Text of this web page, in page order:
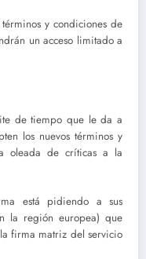
y condiciones de
un acceso limitado a
de tiempo que le da a
los nuevos términos y
oleada de críticas a la
está pidiendo a sus
la región europea) que
firma matriz del servicio